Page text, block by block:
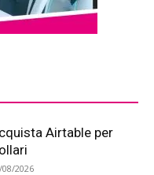
Airtable per
08/2026